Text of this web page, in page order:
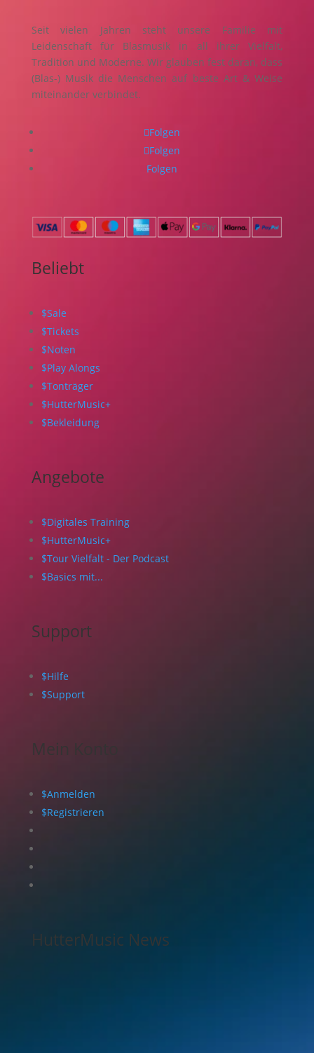
Seit vielen Jahren steht unsere Familie mit
Leidenschaft für Blasmusik in all ihrer Vielfalt,
Tradition und Moderne. Wir glauben fest daran, dass
(Blas-) Musik die Menschen auf beste Art & Weise
miteinander verbindet.
Folgen
Folgen
Folgen
Beliebt
$Sale
$Tickets
$Noten
$Play Alongs
$Tonträger
$HutterMusic+
$Bekleidung
Angebote
$Digitales Training
$HutterMusic+
$Tour Vielfalt - Der Podcast
$Basics mit...
Support
$Hilfe
$Support
Mein Konto
$Anmelden
$Registrieren
HutterMusic News